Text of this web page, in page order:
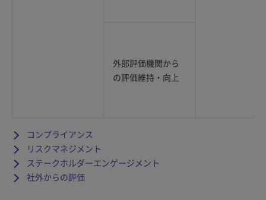
外部評価機関から
の評価維持・向上
コンプライアンス
リスクマネジメント
ステークホルダーエンゲージメント
社外からの評価